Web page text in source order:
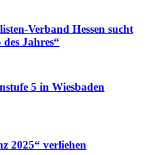
Verband Hessen sucht
Jahres“
5 in Wiesbaden
2025“ verliehen